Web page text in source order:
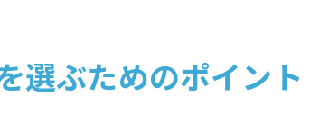
選ぶためのポイント